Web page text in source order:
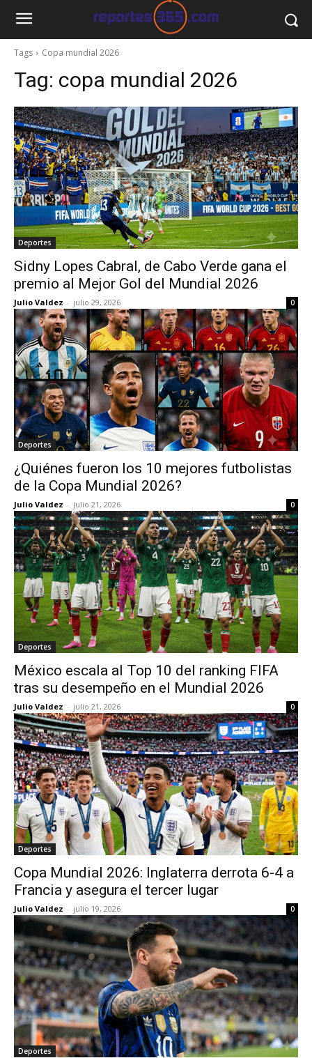
Tags Copa mundial 2026
Tag: copa mundial 2026
Deportes
Sidny Lopes Cabral, de Cabo Verde gana el
premio al Mejor Gol del Mundial 2026
Julio Valdez - julio 29, 2026 0
Deportes
¿Quiénes fueron los 10 mejores futbolistas
de la Copa Mundial 2026?
Julio Valdez - julio 21, 2026 0
Deportes
México escala al Top 10 del ranking FIFA
tras su desempeño en el Mundial 2026
Julio Valdez - julio 21, 2026 0
Deportes
Copa Mundial 2026: Inglaterra derrota 6-4 a
Francia y asegura el tercer lugar
Julio Valdez - julio 19, 2026 0
Deportes